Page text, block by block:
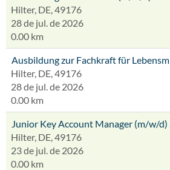
Hilter, DE, 49176
28 de jul. de 2026
0.00 km
Ausbildung zur Fachkraft für
Hilter, DE, 49176
28 de jul. de 2026
0.00 km
Junior Key Account Manager (m/w/d)
Hilter, DE, 49176
23 de jul. de 2026
0.00 km